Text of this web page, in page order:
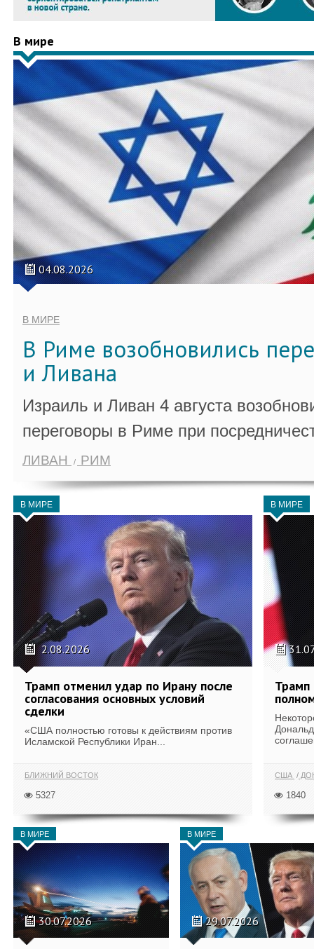
В мире
04.08.2026
В МИРЕ
В Риме возобновились
и Ливана
Израиль и Ливан 4 августа
переговоры в Риме при
ЛИВАН РИМ
В МИРЕ
2.08.2026
Трамп отменил удар по Ирану после
согласования основных условий
сделки
«США полностью готовы к действиям против
Исламской Республики Иран...
БЛИЖНИЙ ВОСТОК
5327
В МИРЕ
Трамп
США
1840
В МИРЕ
30.07.2026
В МИРЕ
29.07.2026